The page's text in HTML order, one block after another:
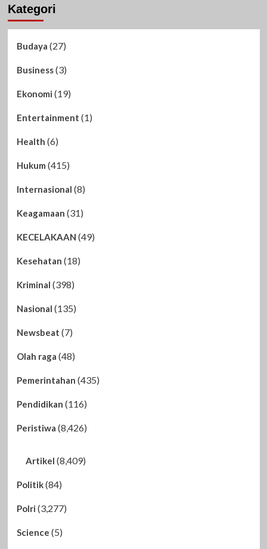
Kategori
Budaya (27)
Business(3)
Ekonomi (19)
Entertainment (1)
Health (6)
Hukum (415)
Internasional (8)
Keagamaan (31)
KECELAKAAN (49)
Kesehatan (18)
Kriminal (398)
Nasional (135)
Newsbeat (7)
Olah raga (48)
Pemerintahan (435)
Pendidikan (116)
Peristiwa (8,426)
Artikel (8,409)
Politik(84)
Polri (3,277)
Science (5)